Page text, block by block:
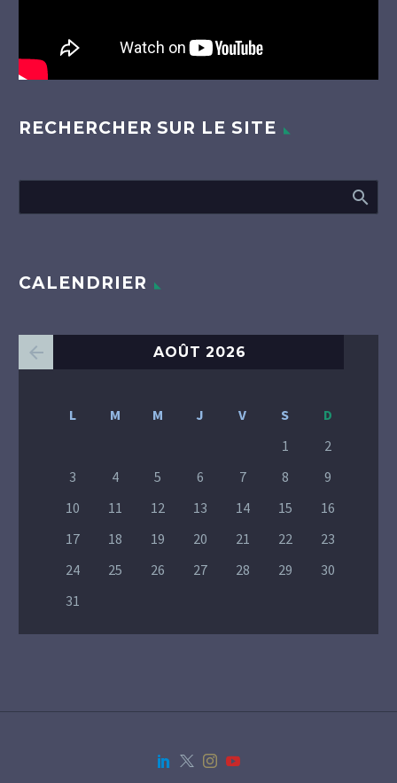
RECHERCHER SUR LE SITE
CALENDRIER
AOÛT 2026
L M M J V S
D
1
2
3
4 5 6 7 8
9
10
11 12 13 14 15
16
17
18 19 20 21 22
23
24
25 26 27 28 29
30
31